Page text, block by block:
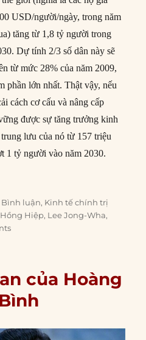
USD/người/ngày, trong năm
tăng từ 1,8 tỷ người trong
Dự tính 2/3 số dân này sẽ
từ mức 28% của năm 2009,
phần lớn nhất. Thật vậy, nếu
cách cơ cấu và nâng cấp
được sự tăng trưởng kinh
lưu của nó từ 157 triệu
1 tỷ người vào năm 2030.
lưu mạnh mẽ của châu Á”
Categories
Bình luận, Kinh tế chính trị
Hiệp, Lee Jong-Wha,
của Hoàng